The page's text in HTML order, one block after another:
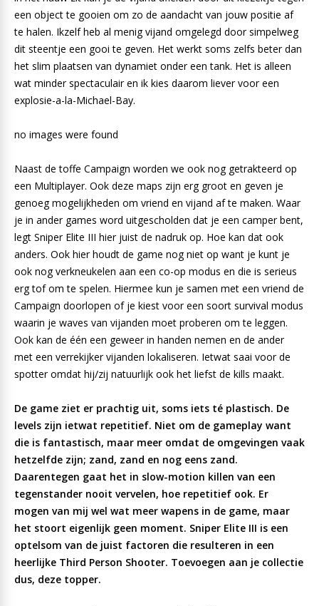
een object te gooien om zo de aandacht van jouw positie af
te halen. Ikzelf heb al menig vijand omgelegd door simpelweg
dit steentje een gooi te geven. Het werkt soms zelfs beter dan
het slim plaatsen van dynamiet onder een tank. Het is alleen
wat minder spectaculair en ik kies daarom liever voor een
explosie-a-la-Michael-Bay.
no images were found
Naast de toffe Campaign worden we ook nog getrakteerd op
een Multiplayer. Ook deze maps zijn erg groot en geven je
genoeg mogelijkheden om vriend en vijand af te maken. Waar
je in ander games word uitgescholden dat je een camper bent,
legt Sniper Elite III hier juist de nadruk op. Hoe kan dat ook
anders. Ook hier houdt de game nog niet op want je kunt je
ook nog verkneukelen aan een co-op modus en die is serieus
erg tof om te spelen. Hiermee kun je samen met een vriend de
Campaign doorlopen of je kiest voor een soort survival modus
waarin je waves van vijanden moet proberen om te leggen.
Ook kan de één een geweer in handen nemen en de ander
met een verrekijker vijanden lokaliseren. Ietwat saai voor de
spotter omdat hij/zij natuurlijk ook het liefst de kills maakt.
De game ziet er prachtig uit, soms iets té plastisch. De
levels zijn ietwat repetitief. Niet om de gameplay want
die is fantastisch, maar meer omdat de omgevingen vaak
hetzelfde zijn; zand, zand en nog eens zand.
Daarentegen gaat het in slow-motion killen van een
tegenstander nooit vervelen, hoe repetitief ook. Er
mogen van mij wel wat meer wapens in de game, maar
het stoort eigenlijk geen moment. Sniper Elite III is een
optelsom van de juist factoren die resulteren in een
heerlijke Third Person Shooter. Toevoegen aan je collectie
dus, deze topper.